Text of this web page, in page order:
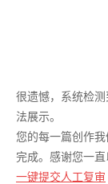
很遗憾，系统检
法展示。
您的每一篇创作
完成。感谢您一
一键提交人工复审